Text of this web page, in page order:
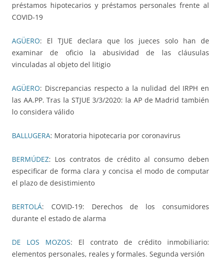
préstamos hipotecarios y préstamos personales frente al
COVID-19
AGÜERO: El TJUE declara que los jueces solo han de
examinar de oficio la abusividad de las cláusulas
vinculadas al objeto del litigio
AGÜERO: Discrepancias respecto a la nulidad del IRPH en
las AA.PP. Tras la STJUE 3/3/2020: la AP de Madrid también
lo considera válido
BALLUGERA: Moratoria hipotecaria por coronavirus
BERMÚDEZ: Los contratos de crédito al consumo deben
especificar de forma clara y concisa el modo de computar
el plazo de desistimiento
BERTOLÁ: COVID-19: Derechos de los consumidores
durante el estado de alarma
DE LOS MOZOS: El contrato de crédito inmobiliario:
elementos personales, reales y formales. Segunda versión